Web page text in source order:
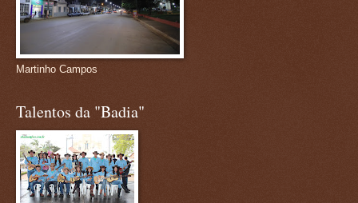
Martinho Campos
Talentos da "Badia"